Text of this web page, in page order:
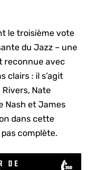
le troisième vote
du Jazz – une
reconnue avec
clairs : il s’agit
Rivers, Nate
Nash et James
dans cette
complète.